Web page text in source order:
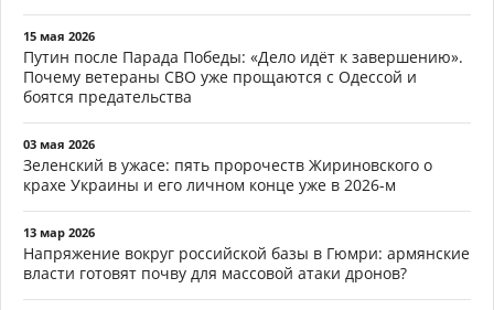
15 мая 2026
Путин после Парада Победы: «Дело идёт к завершению».
Почему ветераны СВО уже прощаются с Одессой и
боятся предательства
03 мая 2026
Зеленский в ужасе: пять пророчеств Жириновского о
крахе Украины и его личном конце уже в 2026-м
13 мар 2026
Напряжение вокруг российской базы в Гюмри: армянские
власти готовят почву для массовой атаки дронов?